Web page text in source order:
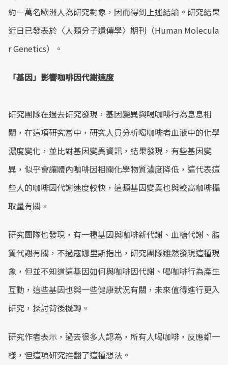
約一萬名歐洲人為研究對象，因而得到上述結論。研究結果
近日已發表於〈人類分子遺傳學〉期刊（Human Molecula
r Genetics）。
「基因」影響咖啡因代謝速度
研究團隊在過去研究發現，基因變異與喝咖啡行為息息相
關，在這項研究當中，研究人員分析喝咖啡者血液中的化學
濃度變化，並比對基因變異資訊，結果發現，有些基因變
異，似乎會讓體內咖啡因相關化學物質濃度降低，這代表這
些人的咖啡因代謝速度較快，這類基因變異也與較高咖啡攝
取量有關。
研究團隊也發現，有一種基因與咖啡新代謝、血糖代謝、脂
質代謝有關，不過寇娜里斯指出，研究團隊雖然發現這種現
象，但並不知道這基因如何與咖啡因代謝、喝咖啡行為產生
互動，這些基因也與一些健康狀況有關，未來值得進行更入
研究，探討背後機轉。
研究作者表示，過去很多人認為，所有人喝咖啡，反應都一
樣，但這項研究推翻了這種想法。